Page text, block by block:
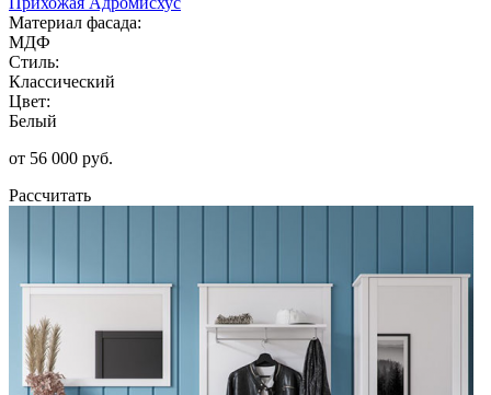
Материал фасада:
МДФ
Стиль:
Классический
Цвет:
Белый
от 56 000 руб.
Рассчитать